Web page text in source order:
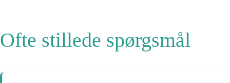
Ofte stillede spørgsmål